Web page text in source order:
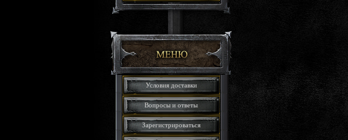
Условия доставки
Вопросы и ответы
Зарегистрироваться